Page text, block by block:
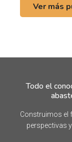
Ver más
Todo el
Construimos el
perspectivas